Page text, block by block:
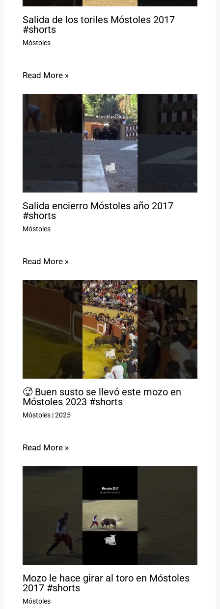
Salida de los toriles Móstoles 2017
#shorts
Móstoles
Read More »
Salida encierro Móstoles año 2017
#shorts
Móstoles
Read More »
🥵 Buen susto se llevó este mozo en
Móstoles 2023 #shorts
Móstoles|2025
Read More »
Mozo le hace girar al toro en Móstoles
2017 #shorts
Móstoles